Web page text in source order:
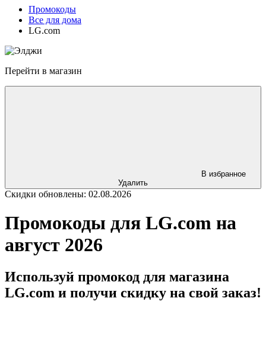
Промокоды
Все для дома
LG.com
Перейти в магазин
В избранное
Удалить
Скидки обновлены: 02.08.2026
Промокоды для LG.com на
август 2026
Используй промокод для магазина
LG.com и получи скидку на свой заказ!